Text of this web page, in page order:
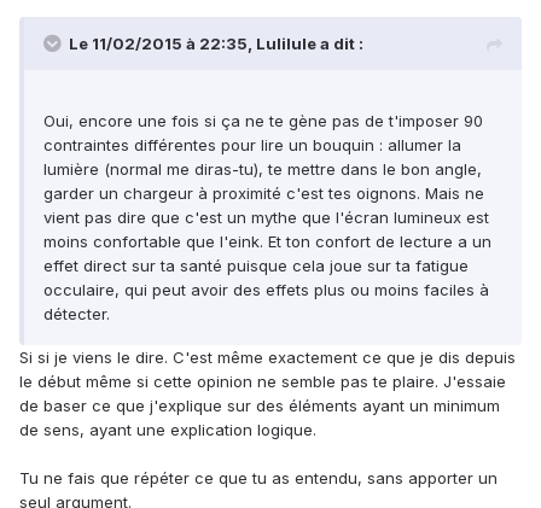
Le 11/02/2015 à 22:35, Lulilule a dit :
Oui, encore une fois si ça ne te gène pas de t'imposer 90
contraintes différentes pour lire un bouquin : allumer la
lumière (normal me diras-tu), te mettre dans le bon angle,
garder un chargeur à proximité c'est tes oignons. Mais ne
vient pas dire que c'est un mythe que l'écran lumineux est
moins confortable que l'eink. Et ton confort de lecture a un
effet direct sur ta santé puisque cela joue sur ta fatigue
occulaire, qui peut avoir des effets plus ou moins faciles à
détecter.
Si si je viens le dire. C'est même exactement ce que je dis depuis
le début même si cette opinion ne semble pas te plaire. J'essaie
de baser ce que j'explique sur des éléments ayant un minimum
de sens, ayant une explication logique.
Tu ne fais que répéter ce que tu as entendu, sans apporter un
seul argument.